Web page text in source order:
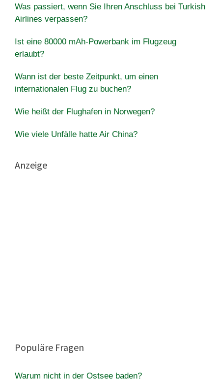
Was passiert, wenn Sie Ihren Anschluss bei Turkish
Airlines verpassen?
Ist eine 80000 mAh-Powerbank im Flugzeug
erlaubt?
Wann ist der beste Zeitpunkt, um einen
internationalen Flug zu buchen?
Wie heißt der Flughafen in Norwegen?
Wie viele Unfälle hatte Air China?
Anzeige
Populäre Fragen
Warum nicht in der Ostsee baden?